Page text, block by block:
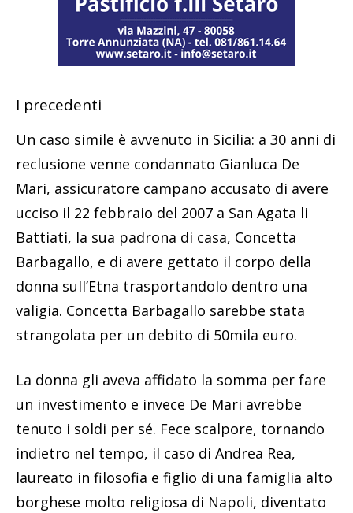
I precedenti
Un caso simile è avvenuto in Sicilia: a 30 anni di
reclusione venne condannato Gianluca De
Mari, assicuratore campano accusato di avere
ucciso il 22 febbraio del 2007 a San Agata li
Battiati, la sua padrona di casa, Concetta
Barbagallo, e di avere gettato il corpo della
donna sull’Etna trasportandolo dentro una
valigia. Concetta Barbagallo sarebbe stata
strangolata per un debito di 50mila euro.
La donna gli aveva affidato la somma per fare
un investimento e invece De Mari avrebbe
tenuto i soldi per sé. Fece scalpore, tornando
indietro nel tempo, il caso di Andrea Rea,
laureato in filosofia e figlio di una famiglia alto
borghese molto religiosa di Napoli, diventato